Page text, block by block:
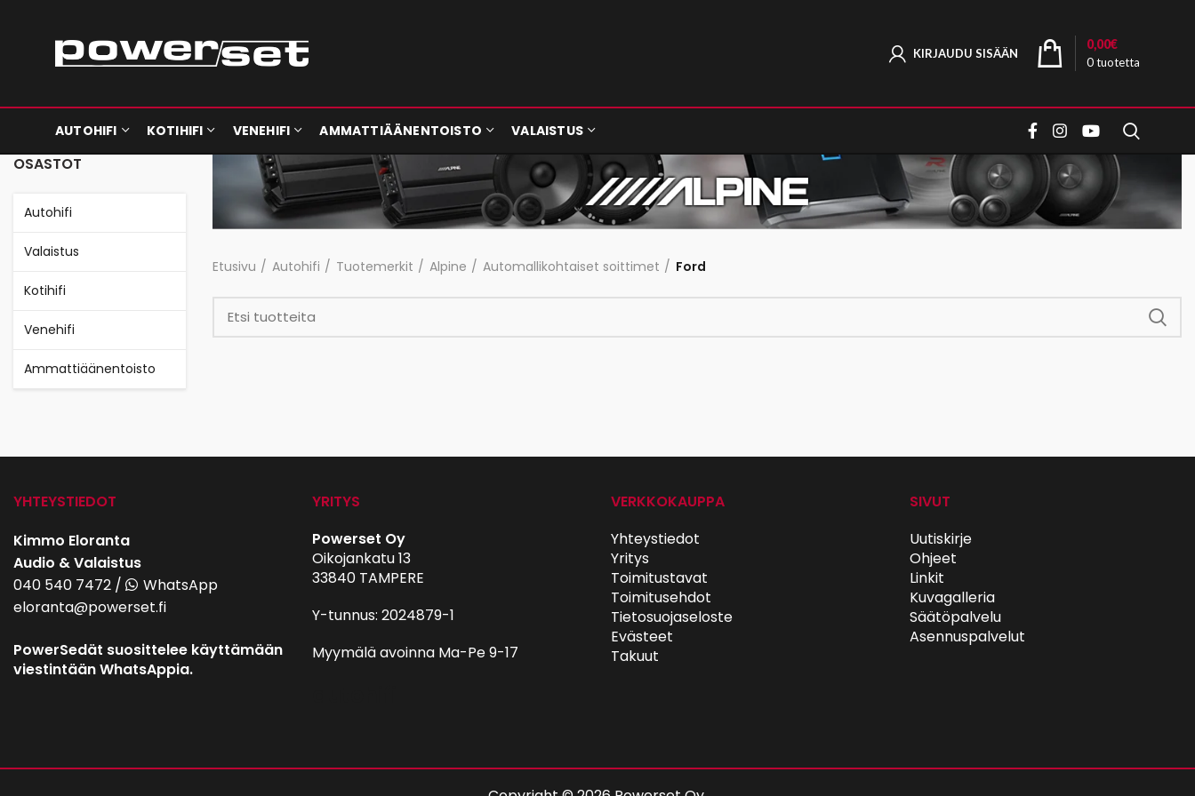
KIRJAUDU SISÄÄN
0tuotetta
0,00€
AUTOHIFI KOTIHIFI VENEHIFI AMMATTIÄÄNENTOISTO VALAISTUS
OSASTOT
Autohifi
Valaistus
Kotihifi
Venehifi
Ammattiäänentoisto
Etusivu Autohifi Tuotemerkit Alpine Automallikohtaiset soittimet Ford
YHTEYSTIEDOT
Kimmo Eloranta
Audio & Valaistus
040 540 7472 /
WhatsApp
eloranta@powerset.fi
PowerSedät suosittelee käyttämään
viestintään WhatsAppia.
YRITYS
Powerset Oy
Oikojankatu 13
33840 TAMPERE
Y-tunnus: 2024879-1
Myymälä avoinna Ma-Pe 9-17
VERKKOKAUPPA
Yhteystiedot
Yritys
Toimitustavat
Toimitusehdot
Tietosuojaseloste
Evästeet
Takuut
SIVUT
Uutiskirje
Ohjeet
Linkit
Kuvagalleria
Säätöpalvelu
Asennuspalvelut